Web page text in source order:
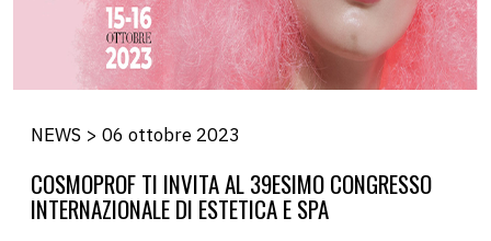
NEWS > 06 ottobre 2023
COSMOPROF TI INVITA AL 39ESIMO CONGRESSO
INTERNAZIONALE DI ESTETICA E SPA